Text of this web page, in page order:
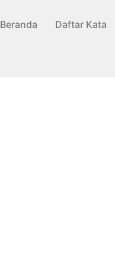
Beranda Daftar Kata